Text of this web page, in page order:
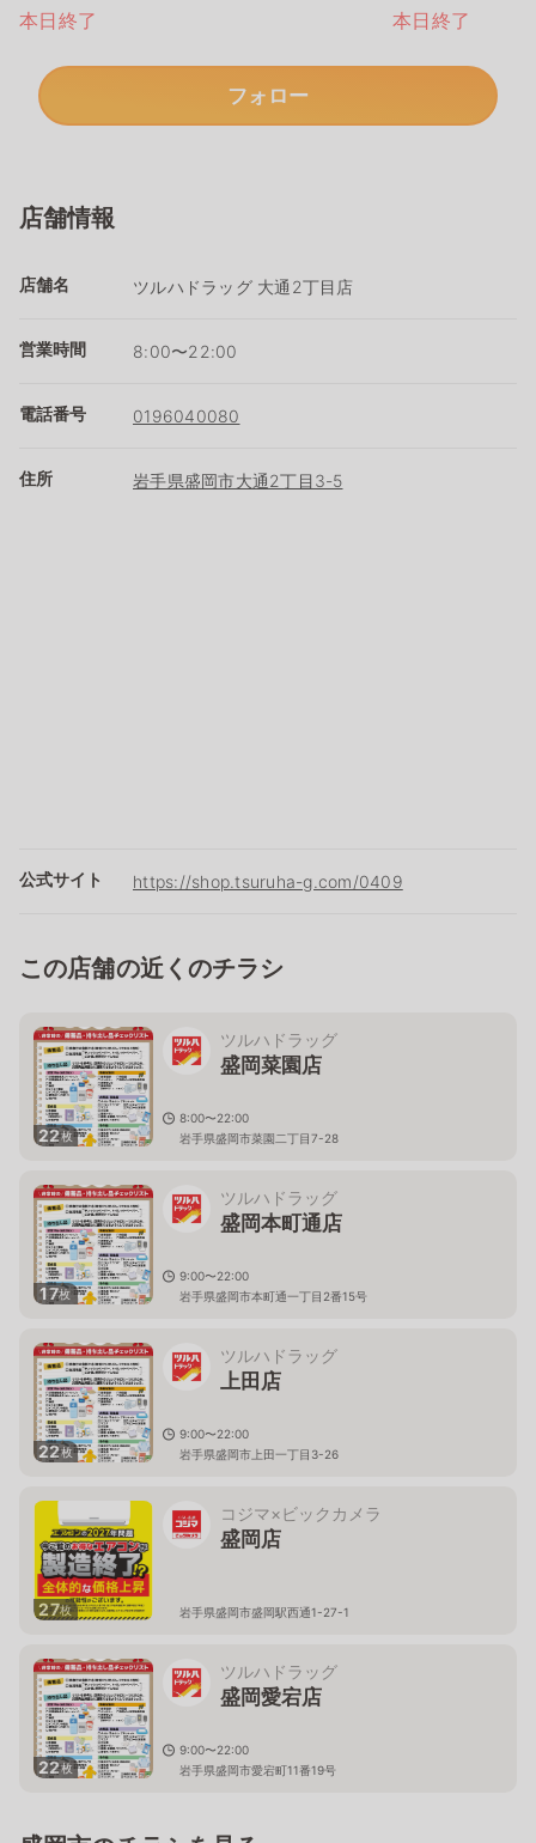
本日終了
本日終了
フォロー
店舗情報
店舗名 ツルハドラッグ 大通2丁目店
営業時間 8:00〜22:00
電話番号 0196040080
住所 岩手県盛岡市大通2丁目3-5
公式サイト https://shop.tsuruha-g.com/0409
この店舗の近くのチラシ
22枚
ツルハドラッグ
盛岡菜園店
8:00〜22:00
岩手県盛岡市菜園二丁目7-28
17枚
ツルハドラッグ
盛岡本町通店
9:00〜22:00
岩手県盛岡市本町通一丁目2番15号
22枚
ツルハドラッグ
上田店
9:00〜22:00
岩手県盛岡市上田一丁目3-26
27枚
コジマ×ビックカメラ
盛岡店
岩手県盛岡市盛岡駅西通1-27-1
22枚
ツルハドラッグ
盛岡愛宕店
9:00〜22:00
岩手県盛岡市愛宕町11番19号